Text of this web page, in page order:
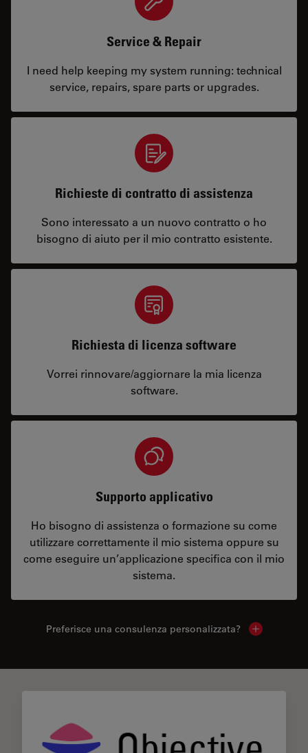
Service & Repair
I need help keeping my system running: technical
service, repairs, spare parts or upgrades.
Richieste di contratto di assistenza
Sono interessato a un nuovo contratto o ho
bisogno di aiuto per il mio contratto esistente.
Richiesta di licenza software
Vorrei rinnovare/aggiornare la mia licenza
software.
Supporto applicativo
Ho bisogno di assistenza o formazione su come
utilizzare correttamente il mio sistema oppure su
come eseguire un’applicazione specifica con il mio
sistema.
Preferisce una consulenza personalizzata? Show local